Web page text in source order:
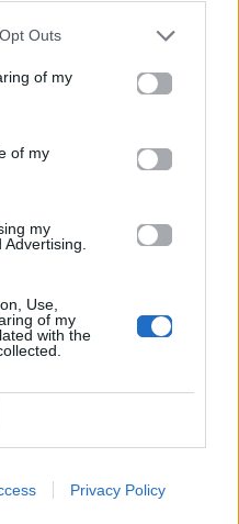
Outs
of my
of my
my
Use,
of my
with the
Privacy Policy
τραγουδοποιός
σταθμοί του
«Ηχογένεια tour»
26.05.2026